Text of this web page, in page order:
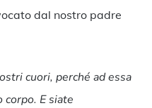
dal nostro padre
cuori, perché ad essa
E siate